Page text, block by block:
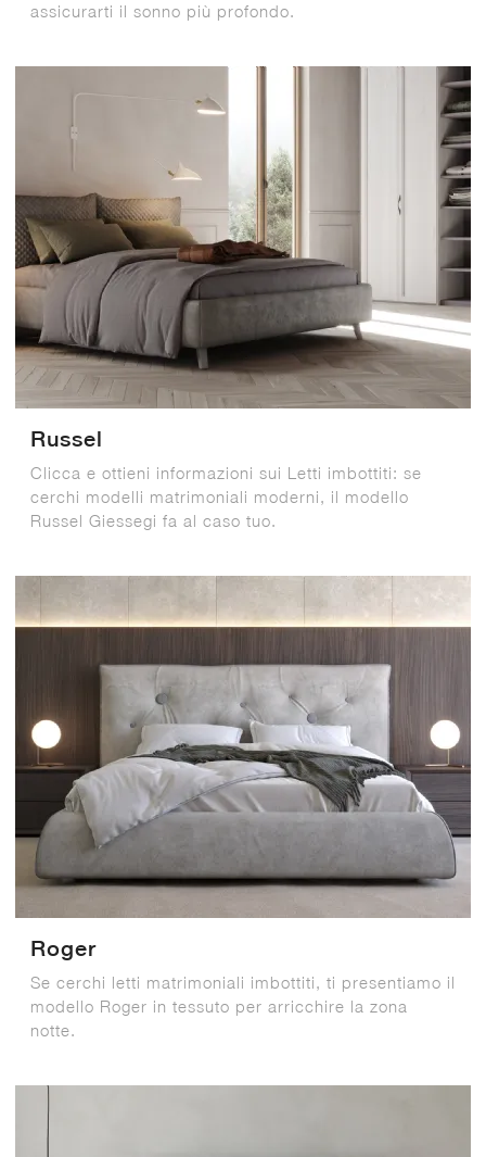
assicurarti il sonno più profondo.
Russel
Clicca e ottieni informazioni sui Letti imbottiti: se
cerchi modelli matrimoniali moderni, il modello
Russel Giessegi fa al caso tuo.
Roger
Se cerchi letti matrimoniali imbottiti, ti presentiamo il
modello Roger in tessuto per arricchire la zona
notte.